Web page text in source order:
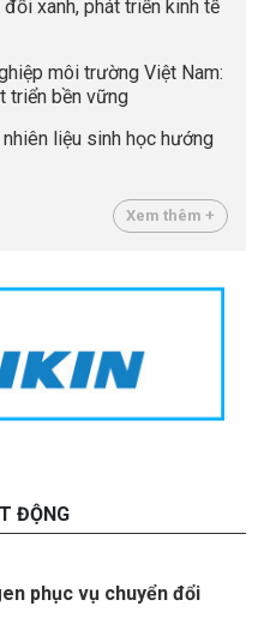
xanh, phát triển kinh tế
môi trường Việt Nam:
triển bền vững
liệu sinh học hướng
Xem thêm +
ĐỘNG
phục vụ chuyển đổi